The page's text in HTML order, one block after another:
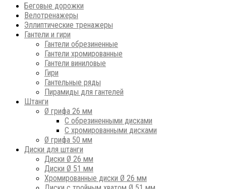
Беговые дорожки
Велотренажеры
Эллиптические тренажеры
Гантели и гири
Гантели обрезиненные
Гантели хромированные
Гантели виниловые
Гири
Гантельные ряды
Пирамиды для гантелей
Штанги
Ø грифа 26 мм
С обрезиненными дисками
С хромированными дисками
Ø грифа 50 мм
Диски для штанги
Диски Ø 26 мм
Диски Ø 51 мм
Хромированные диски Ø 26 мм